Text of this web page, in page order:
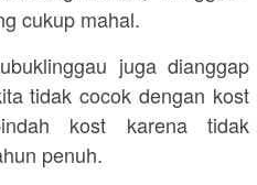
cukup mahal.
juga dianggap
tidak cocok dengan kost
kost karena tidak
penuh.